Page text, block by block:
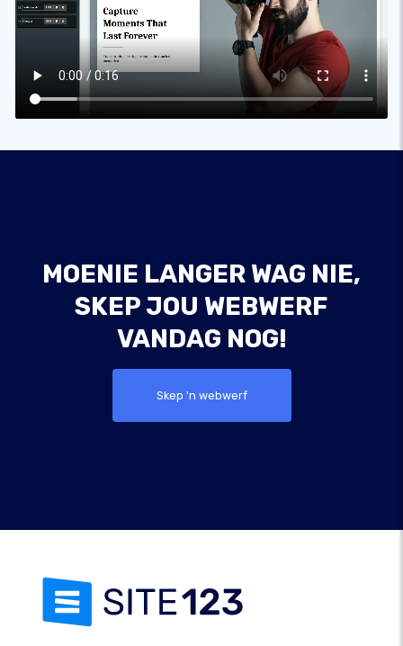
MOENIE LANGER WAG NIE,
SKEP JOU WEBWERF
VANDAG NOG!
Skep 'n webwerf